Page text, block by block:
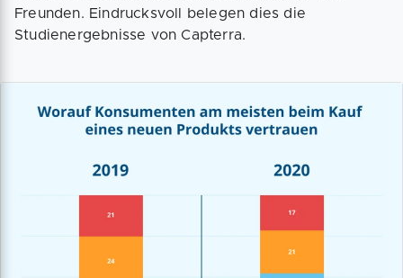
Freunden. Eindrucksvoll belegen dies die
Studienergebnisse von Capterra.